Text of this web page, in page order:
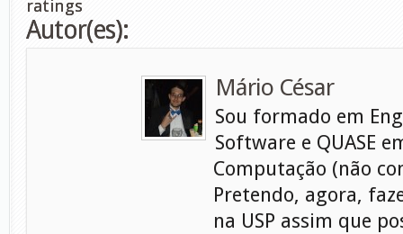
ratings
Autor(es):
Mário César
Sou formado em
Software e QUASE
Computação (não
Pretendo, agora,
na USP assim que